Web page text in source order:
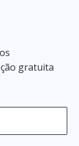
gratuita